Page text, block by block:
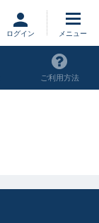
ログイン
ご利用方法